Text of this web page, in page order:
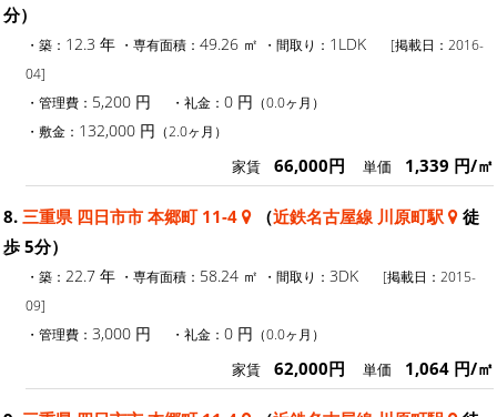
分）
・築： 12.3 年 ・専有面積： 49.26 ㎡ ・間取り： 1LDK
[掲載日：2016-
04]
・管理費： 5,200 円 ・礼金： 0 円 （0.0ヶ月）
・敷金： 132,000 円 （2.0ヶ月）
家賃 66,000円 単価 1,339 円/㎡
8. 三重県 四日市市 本郷町 11-4 （近鉄名古屋線 川原町駅
徒
歩 5分）
・築： 22.7 年 ・専有面積： 58.24 ㎡ ・間取り： 3DK
[掲載日：2015-
09]
・管理費： 3,000 円 ・礼金： 0 円 （0.0ヶ月）
家賃 62,000円 単価 1,064 円/㎡